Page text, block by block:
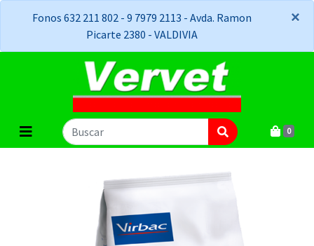
Fonos 632 211 802 - 9 7979 2113 - Avda. Ramon
Picarte 2380 - VALDIVIA
×
×
0